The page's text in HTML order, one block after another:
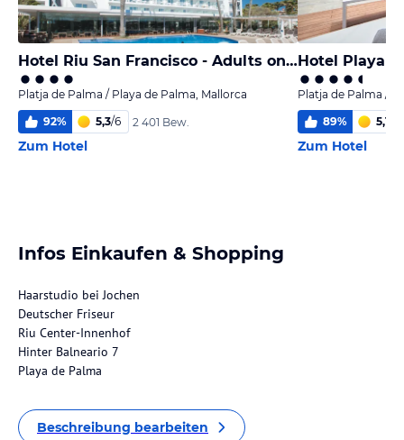
Hotel Riu San Francisco - Adults only
Platja de Palma / Playa de Palma, Mallorca
92% 5,3/6 2 401 Bew.
Zum Hotel
Hotel Playa
Platja de Palma /
89% 5,1
Zum Hotel
Infos Einkaufen & Shopping
Haarstudio bei Jochen
Deutscher Friseur
Riu Center-Innenhof
Hinter Balneario 7
Playa de Palma
Beschreibung bearbeiten